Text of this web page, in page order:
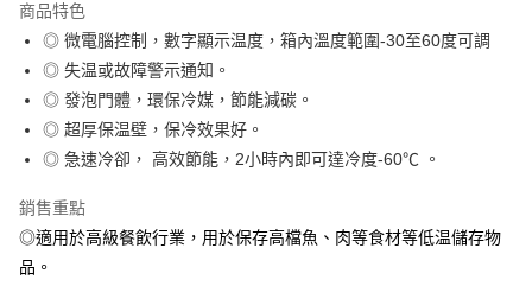
悠遊付
AFTEE先享後付
相關說明
【關於「AFTEE先享後付」】
AFTEE先享後付是「在收到商品之後才付款」的支付方式。 讓您購物簡單
１．簡單：不需註冊會員、不需綁卡、不需儲值。
２．便利：只要手機號碼，簡訊認證，即可結帳。
３．安心：先確認商品／服務後，再付款。
運送方式
宅配(請注意配件不含在免運內)
免運費
商品特色
◎ 微電腦控制，數字顯示温度，箱內溫度範圍-30至60度可調
◎ 失温或故障警示通知。
◎ 發泡門體，環保冷媒，節能減碳。
◎ 超厚保温壁，保冷效果好。
◎ 急速冷卻， 高效節能，2小時內即可達冷度-60℃ 。
銷售重點
◎適用於高級餐飲行業，用於保存高檔魚、肉等食材等低温儲存物
品。